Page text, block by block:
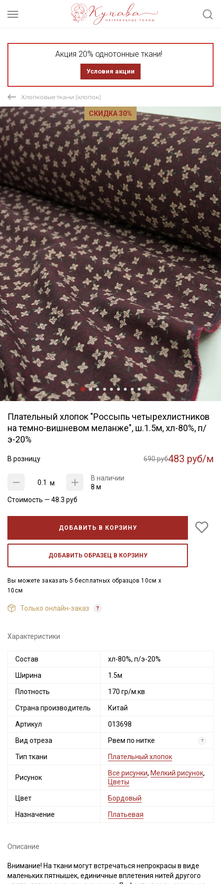
Акция 20% однотонные ткани!
Условия акции
Хлопковые ткани (хлопок)
СКИДКА 30%
Плательный хлопок "Россыпь четырехлистников
на темно-вишневом меланже", ш.1.5м, хл-80%, п/
э-20%
В розницу 690 руб483 руб/м
м
В наличии
8 м
Стоимость — 48.3 руб
ДОБАВИТЬ В КОРЗИНУ
ДОБАВИТЬ ОБРАЗЕЦ В КОРЗИНУ
Вы можете заказать 5 бесплатных образцов 10см x
10см
Только онлайн-заказ
Характеристики
Состав хл-80%, п/э-20%
Ширина 1.5м
Плотность 170 гр/м.кв
Страна производитель Китай
Артикул 013698
Вид отреза Рвем по нитке ?
Тип ткани Плательный хлопок
Рисунок
Все рисунки, Мелкий рисунок,
Цветы
Цвет Бордовый
Назначение Платьевая
Описание
Внимание! На ткани могут встречаться непрокрасы в виде
маленьких пятнышек, единичные вплетения нитей другого